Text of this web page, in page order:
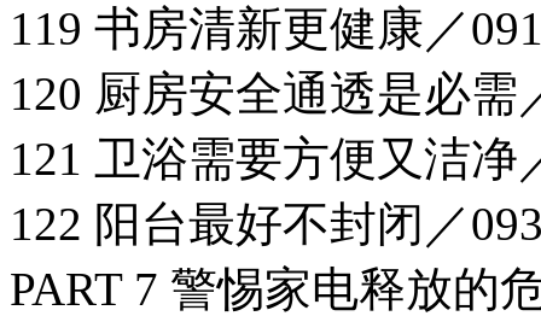
119 书房清新更健康／
120 厨房安全通透是必需
121 卫浴需要方便又洁净
122 阳台最好不封闭／
PART 7 警惕家电释放的